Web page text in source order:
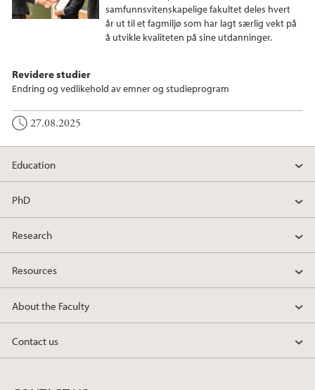
samfunnsvitenskapelige fakultet deles hvert
år ut til et fagmiljø som har lagt særlig vekt på
å utvikle kvaliteten på sine utdanninger.
Revidere studier
Endring og vedlikehold av emner og studieprogram
27.08.2025
Education
PhD
Research
Resources
About the Faculty
Contact us